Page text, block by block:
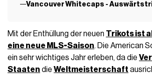
Vancouver Whitecaps -
Mit der Enthüllung der neuen Trikots ist
eine neue MLS-Saison. Die American
ein sehr wichtiges Jahr erleben, da die
Staaten dieWeltmeisterschaft